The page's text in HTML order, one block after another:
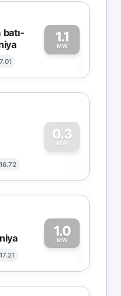
batı-
1.1
MW1
0.3
MW
0
1.0
MW1